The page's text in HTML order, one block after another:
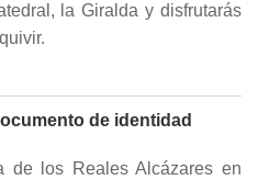
la Giralda y disfrutarás
de identidad
de los Reales Alcázares en